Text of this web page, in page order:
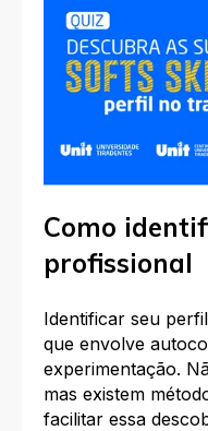
Como
profissional
Identificar seu
que envolve
experimentação.
mas existem
facilitar essa